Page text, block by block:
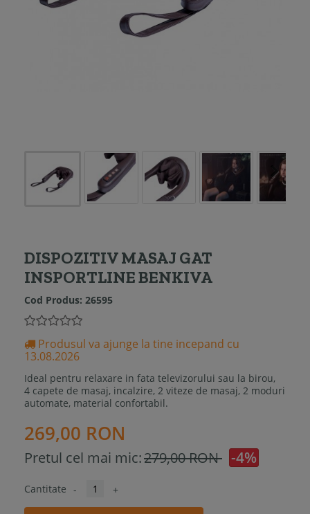
DISPOZITIV MASAJ GAT
INSPORTLINE BENKIVA
Cod Produs: 26595
Produsul va ajunge la tine incepand cu
13.08.2026
Ideal pentru relaxare in fata televizorului sau la birou,
4 capete de masaj, incalzire, 2 viteze de masaj, 2 moduri
automate, material confortabil.
269,00 RON
Pretul cel mai mic:279,00 RON -4%
Cantitate - +